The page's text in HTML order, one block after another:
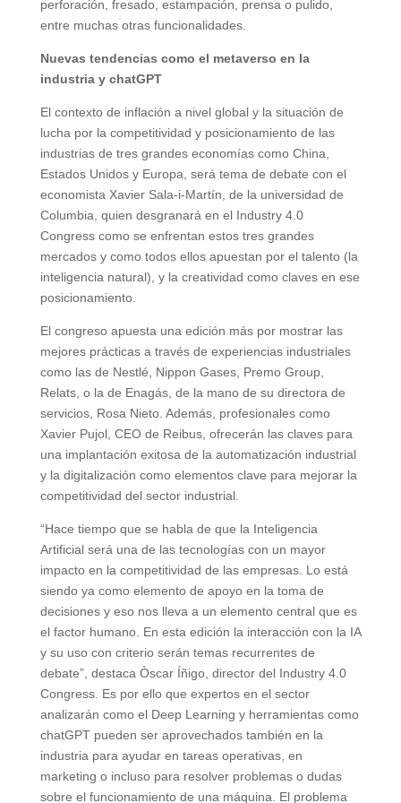
perforación, fresado, estampación, prensa o pulido,
entre muchas otras funcionalidades.
Nuevas tendencias como el metaverso en la
industria y chatGPT
El contexto de inflación a nivel global y la situación de
lucha por la competitividad y posicionamiento de las
industrias de tres grandes economías como China,
Estados Unidos y Europa, será tema de debate con el
economista Xavier Sala-i-Martín, de la universidad de
Columbia, quien desgranará en el Industry 4.0
Congress como se enfrentan estos tres grandes
mercados y como todos ellos apuestan por el talento (la
inteligencia natural), y la creatividad como claves en ese
posicionamiento.
El congreso apuesta una edición más por mostrar las
mejores prácticas a través de experiencias industriales
como las de Nestlé, Nippon Gases, Premo Group,
Relats, o la de Enagás, de la mano de su directora de
servicios, Rosa Nieto. Además, profesionales como
Xavier Pujol, CEO de Reibus, ofrecerán las claves para
una implantación exitosa de la automatización industrial
y la digitalización como elementos clave para mejorar la
competitividad del sector industrial.
“Hace tiempo que se habla de que la Inteligencia
Artificial será una de las tecnologías con un mayor
impacto en la competitividad de las empresas. Lo está
siendo ya como elemento de apoyo en la toma de
decisiones y eso nos lleva a un elemento central que es
el factor humano. En esta edición la interacción con la IA
y su uso con criterio serán temas recurrentes de
debate”, destaca Òscar Íñigo, director del Industry 4.0
Congress. Es por ello que expertos en el sector
analizarán como el Deep Learning y herramientas como
chatGPT pueden ser aprovechados también en la
industria para ayudar en tareas operativas, en
marketing o incluso para resolver problemas o dudas
sobre el funcionamiento de una máquina. El problema